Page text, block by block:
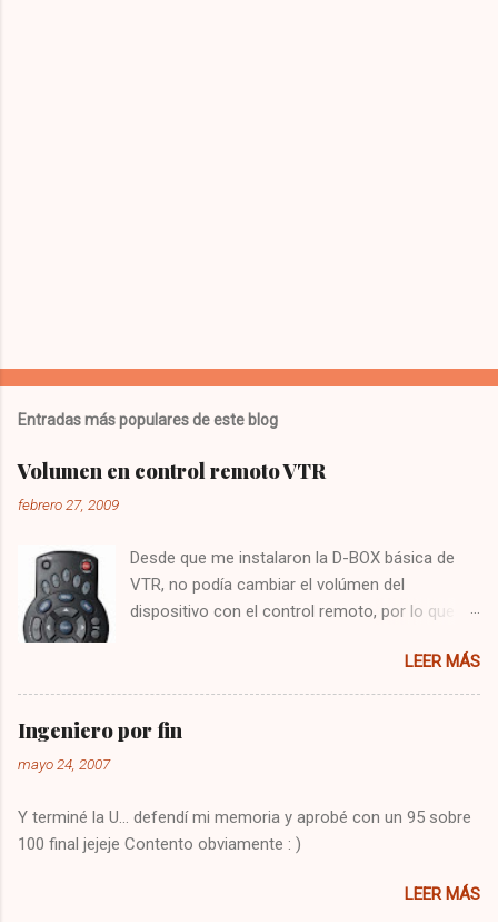
Entradas más populares de este blog
Volumen en control remoto VTR
febrero 27, 2009
Desde que me instalaron la D-BOX básica de
VTR, no podía cambiar el volúmen del
dispositivo con el control remoto, por lo que
audio, y el de VTR para cambiar los canales,
algo bastante molesto. Hoy me puse a buscar
en google y encontré la solución : Presionar
una vez la tecla CBL Presionar sin soltar la
Dejo constancia de la solución por si alguien
más tiene el mismo problema, y también para
LEER MÁS
Ingeniero por fin
mayo 24, 2007
Y terminé la U... defendí mi memoria y aprobé con un 95 sobre
100 final jejeje Contento obviamente : )
LEER MÁS